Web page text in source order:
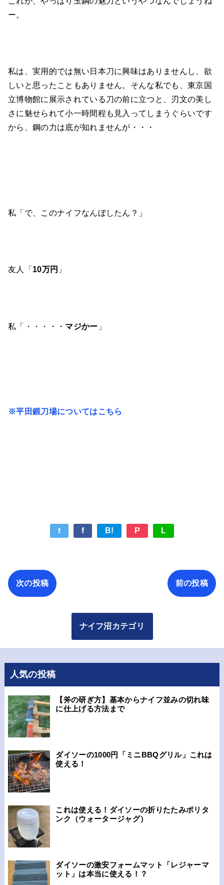
ー。
私は、実用的では無い日本刀に興味はありませんし、欲
しいと思ったこともありません。そんな私でも、東京国
立博物館に展示されている刀の前に立つと、刃文の美し
さに魅せられて小一時間程も見入ってしまうぐらいです
から、鋼の力は底が知れませんが・・・
私「で、このナイフなんぼしたん？」
友人「 10万円 」
私「・・・・・ マジかー 」
※平田鍛刀場についてはこちら
t f B! P L
次の投稿 前の投稿
ナイフ沼カテゴリ
人気の投稿
【斧の研ぎ方】基本からナイフ並みの切れ味
に仕上げる方法まで
ダイソーの1000円「ミニBBQグリル」これは
使える！
これは使える！ダイソーの折りたたみポリタ
ンク（ウォータージャグ）
ダイソーの激安フォームマット「レジャーマ
ット」は本当に使える！？